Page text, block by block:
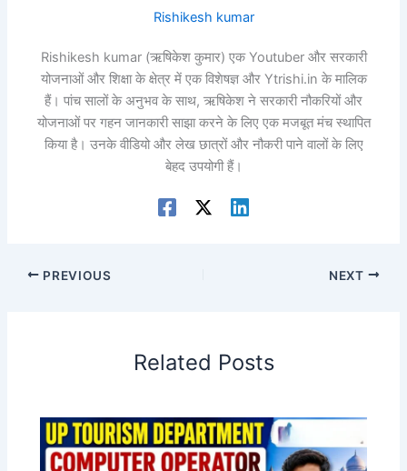
Rishikesh kumar
Rishikesh kumar (ऋषिकेश कुमार) एक Youtuber और सरकारी
योजनाओं और शिक्षा के क्षेत्र में एक विशेषज्ञ और Ytrishi.in के मालिक
हैं। पांच सालों के अनुभव के साथ, ऋषिकेश ने सरकारी नौकरियों और
योजनाओं पर गहन जानकारी साझा करने के लिए एक मजबूत मंच स्थापित
किया है। उनके वीडियो और लेख छात्रों और नौकरी पाने वालों के लिए
बेहद उपयोगी हैं।
PREVIOUS NEXT
Related Posts